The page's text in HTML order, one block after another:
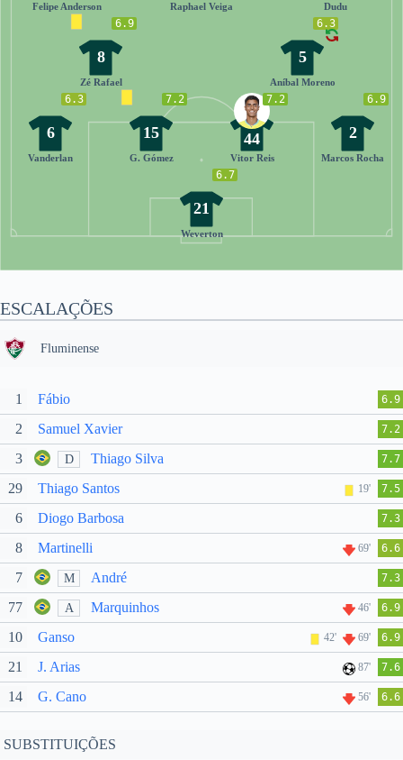
6.7
21
Weverton
6.3
6
Vanderlan
7.2
15
G. Gómez
7.2
44
Vitor Reis
6.9
2
Marcos Rocha
6.9
8
Zé Rafael
6.3
5
Aníbal Moreno
Felipe Anderson Raphael Veiga Dudu
ESCALAÇÕES
Fluminense
1 Fábio 6.9
2 Samuel Xavier 7.2
3 D Thiago Silva 7.7
29 Thiago Santos 19' 7.5
6 Diogo Barbosa 7.3
8 Martinelli 69' 6.6
7 M André 7.3
77 A Marquinhos 46' 6.9
10 Ganso 42' 69' 6.9
21 J. Arias 87' 7.6
14 G. Cano 56' 6.6
SUBSTITUIÇÕES